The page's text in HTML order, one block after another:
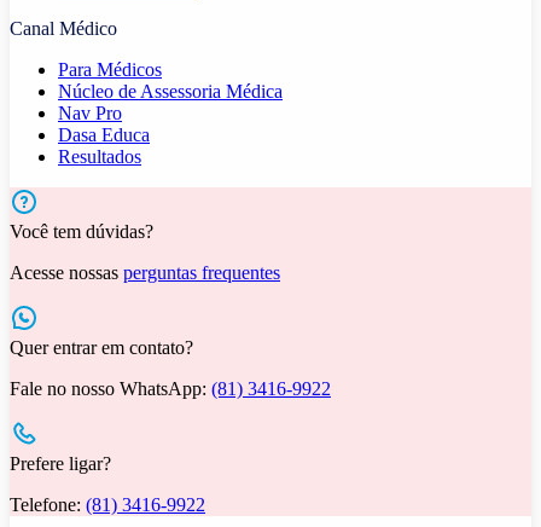
Canal Médico
Para Médicos
Núcleo de Assessoria Médica
Nav Pro
Dasa Educa
Resultados
Você tem dúvidas?
Acesse nossas perguntas frequentes
Quer entrar em contato?
Fale no nosso WhatsApp: (81) 3416-9922
Prefere ligar?
Telefone: (81) 3416-9922